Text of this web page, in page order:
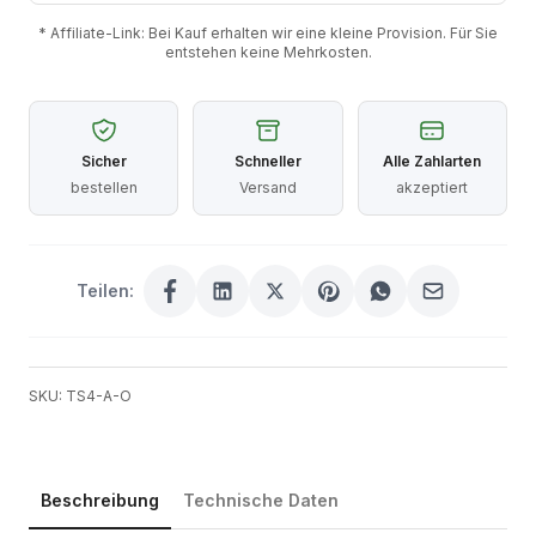
* Affiliate-Link: Bei Kauf erhalten wir eine kleine Provision. Für Sie
entstehen keine Mehrkosten.
Sicher
bestellen
Schneller
Versand
Alle Zahlarten
akzeptiert
Teilen:
SKU: TS4-A-O
Beschreibung Technische Daten